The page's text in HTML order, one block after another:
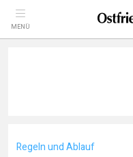
MENÜ
Regeln und Ablauf